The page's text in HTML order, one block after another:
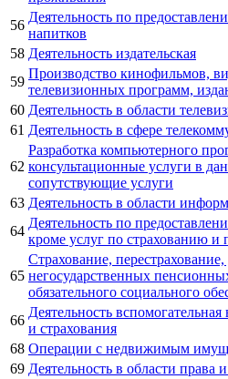
56
Деятельность по
напитков
58 Деятельность издательская
59
Производство кинофильмов,
телевизионных программ,
60 Деятельность в области
61 Деятельность в сфере
62
Разработка компьютерного
консультационные услуги в
сопутствующие услуги
63 Деятельность в области
64
Деятельность по
кроме услуг по страхованию
65
Страхование, перестрахование,
негосударственных
обязательного социального
66
Деятельность
и страхования
68 Операции с недвижимым
69 Деятельность в области права